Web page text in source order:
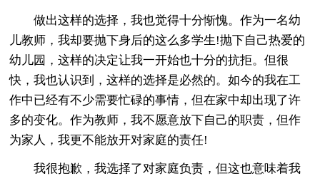
做出这样的选择，我也觉得十分惭愧。作为一名幼
儿教师，我却要抛下身后的这么多学生!抛下自己热爱的
幼儿园，这样的决定让我一开始也十分的抗拒。但很
快，我也认识到，这样的选择是必然的。如今的我在工
作中已经有不少需要忙碌的事情，但在家中却出现了许
多的变化。作为教师，我不愿意放下自己的职责，但作
为家人，我更不能放开对家庭的责任!
我很抱歉，我选择了对家庭负责，但这也意味着我